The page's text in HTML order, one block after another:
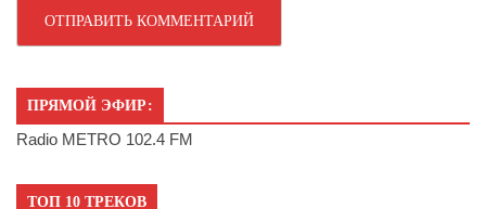
ПРЯМОЙ ЭФИР:
Radio METRO 102.4 FM
ТОП 10 ТРЕКОВ